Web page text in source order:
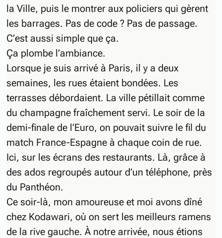
la Ville, puis le montrer aux policiers qui gèrent
les barrages. Pas de code ? Pas de passage.
C’est aussi simple que ça.
Ça plombe l’ambiance.
Lorsque je suis arrivé à Paris, il y a deux
semaines, les rues étaient bondées. Les
terrasses débordaient. La ville pétillait comme
du champagne fraîchement servi. Le soir de la
demi-finale de l’Euro, on pouvait suivre le fil du
match France-Espagne à chaque coin de rue.
Ici, sur les écrans des restaurants. Là, grâce à
des ados regroupés autour d’un téléphone, près
du Panthéon.
Ce soir-là, mon amoureuse et moi avons dîné
chez Kodawari, où on sert les meilleurs ramens
de la rive gauche. À notre arrivée, nous étions